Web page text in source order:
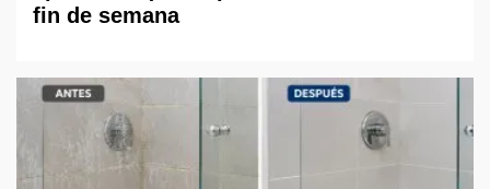
fin de semana